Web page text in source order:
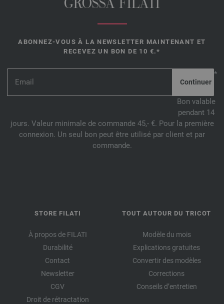
GROSSA FILATI
ABONNEZ-VOUS À LA NEWSLETTER MAINTENANT ET
RECEVEZ UN BON DE 10 €.*
*
Bon valable
pendant 14
jours. Valeur minimale de commande 45,- €. Pour la première
connexion. Un seul bon peut être utilisé par client et par
commande.
STORE FILATI
À propos de FILATI
Durabilité
Contact
Newsletter
CGV
Droit de rétractation
TOUT AUTOUR DU TRICOT
Modèle du mois
Explications gratuites
Convertir des modèles
Corrections
Conseils d’entretien